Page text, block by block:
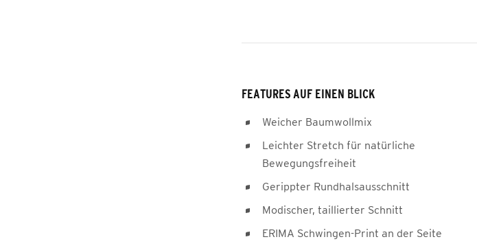
FEATURES AUF EINEN BLICK
Weicher Baumwollmix
Leichter Stretch für natürliche
Bewegungsfreiheit
Gerippter Rundhalsausschnitt
Modischer, taillierter Schnitt
ERIMA Schwingen-Print an der Seite